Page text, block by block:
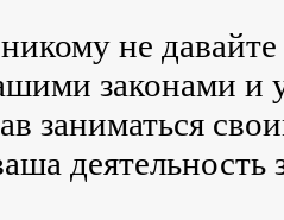
не
законами и
заниматься
деятельность